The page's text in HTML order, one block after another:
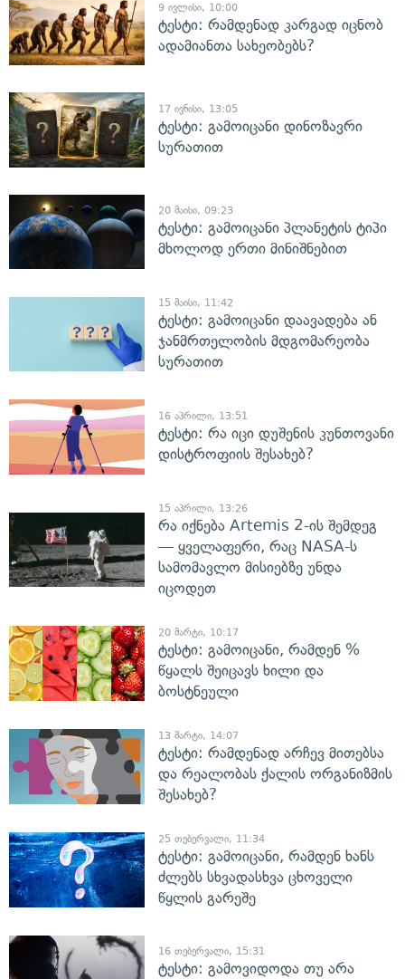
9 ივლისი, 10:00
ტესტი: რამდენად კარგად იცნობ
ადამიანთა სახეობებს?
17 ივნისი, 13:05
ტესტი: გამოიცანი დინოზავრი
სურათით
20 მაისი, 09:23
ტესტი: გამოიცანი პლანეტის ტიპი
მხოლოდ ერთი მინიშნებით
15 მაისი, 11:42
ტესტი: გამოიცანი დაავადება ან
ჯანმრთელობის მდგომარეობა
სურათით
16 აპრილი, 13:51
ტესტი: რა იცი დუშენის კუნთოვანი
დისტროფიის შესახებ?
15 აპრილი, 13:26
რა იქნება Artemis 2-ის შემდეგ
— ყველაფერი, რაც NASA-ს
სამომავლო მისიებზე უნდა
იცოდეთ
20 მარტი, 10:17
ტესტი: გამოიცანი, რამდენ %
წყალს შეიცავს ხილი და
ბოსტნეული
13 მარტი, 14:07
ტესტი: რამდენად არჩევ მითებსა
და რეალობას ქალის ორგანიზმის
შესახებ?
25 თებერვალი, 11:34
ტესტი: გამოიცანი, რამდენ ხანს
ძლებს სხვადასხვა ცხოველი
წყლის გარეშე
16 თებერვალი, 15:31
ტესტი: გამოვიდოდა თუ არა